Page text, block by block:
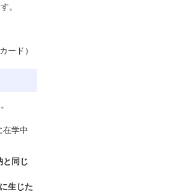
。
ード）
学中
と同じ
生じた